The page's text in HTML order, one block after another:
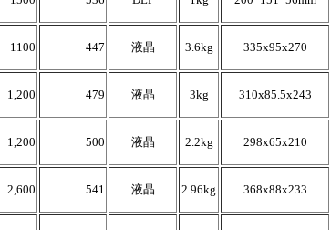
1100 447 液晶 3.6kg 335x95x270
1,200 479 液晶 3kg 310x85.5x243
1,200 500 液晶 2.2kg 298x65x210
2,600 541 液晶 2.96kg 368x88x233